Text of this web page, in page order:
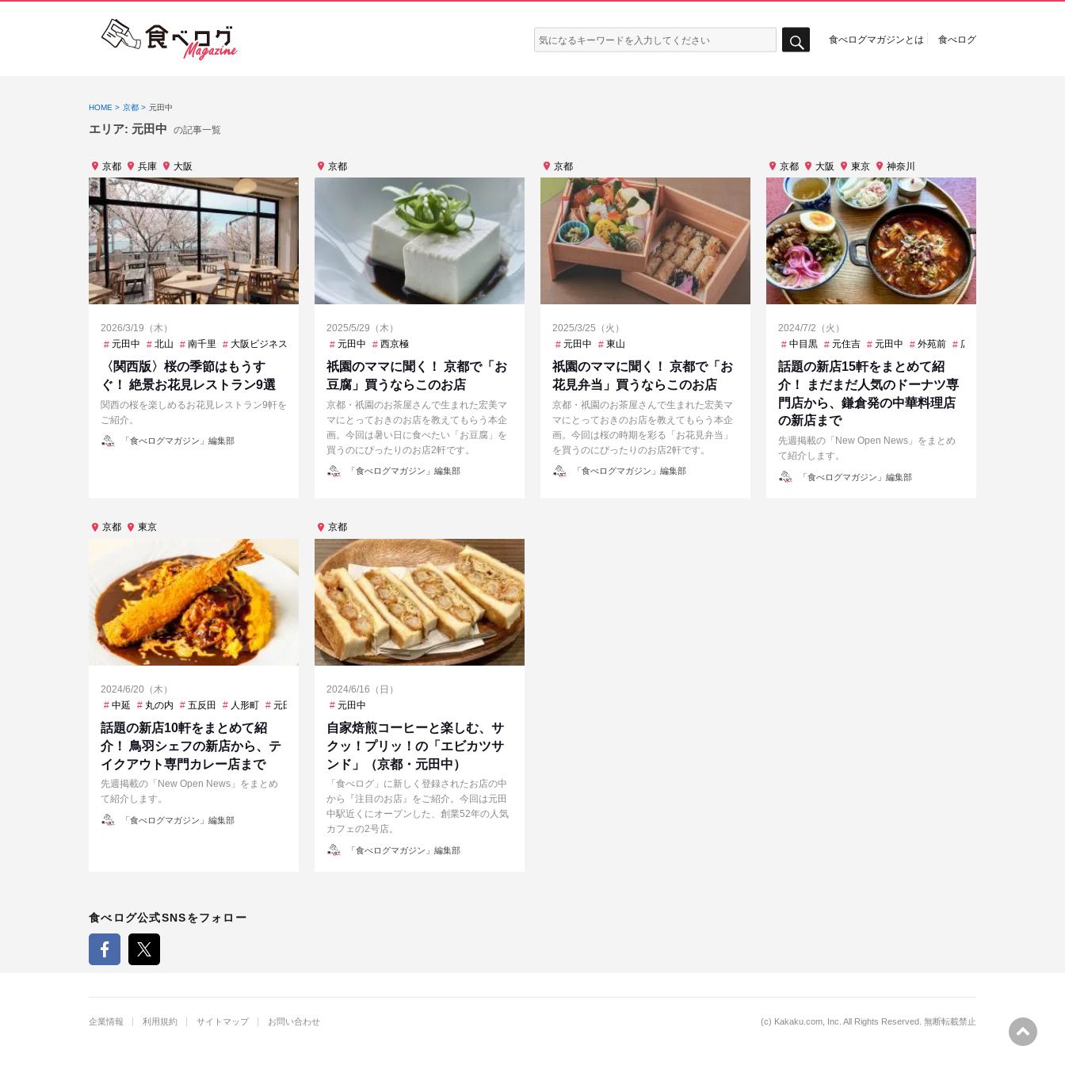
検
索:
食べログマガジンとは 食べログ
HOME 京都 元田中
エリア: 元田中 の記事一覧
京都 兵庫 大阪
2026/3/19（木）
元田中
北山 南千里 大阪ビジネスパーク 東山 清水五条
〈関西版〉桜の季節はもうす
ぐ！ 絶景お花見レストラン9選
関西の桜を楽しめるお花見レストラン9軒を
ご紹介。
投「食べログマガジン」編集部
京都
2025/5/29（木）
元田中
西京極
祇園のママに聞く！ 京都で「お
豆腐」買うならこのお店
京都・祇園のお茶屋さんで生まれた宏美マ
マにとっておきのお店を教えてもらう本企
画。今回は暑い日に食べたい「お豆腐」を
買うのにぴったりのお店2軒です。
投「食べログマガジン」編集部
京都
2025/3/25（火）
元田中
東山
祇園のママに聞く！ 京都で「お
花見弁当」買うならこのお店
京都・祇園のお茶屋さんで生まれた宏美マ
マにとっておきのお店を教えてもらう本企
画。今回は桜の時期を彩る「お花見弁当」
を買うのにぴったりのお店2軒です。
投「食べログマガジン」編集部
京都 大阪 東京 神奈川
2024/7/2（火）
中目黒
元住吉 元田中 外苑前 広尾
話題の新店15軒をまとめて紹
介！ まだまだ人気のドーナツ専
門店から、鎌倉発の中華料理店
の新店まで
先週掲載の「New Open News」をまとめ
て紹介します。
投「食べログマガジン」編集部
京都 東京
2024/6/20（木）
中延
丸の内 五反田 人形町 元田中 六本木 原宿
話題の新店10軒をまとめて紹
介！ 鳥羽シェフの新店から、テ
イクアウト専門カレー店まで
先週掲載の「New Open News」をまとめ
て紹介します。
投「食べログマガジン」編集部
京都
2024/6/16（日）
元田中
自家焙煎コーヒーと楽しむ、サ
クッ！プリッ！の「エビカツサ
ンド」（京都・元田中）
「食べログ」に新しく登録されたお店の中
から『注目のお店』をご紹介。今回は元田
中駅近くにオープンした、創業52年の人気
カフェの2号店。
投「食べログマガジン」編集部
食べログ公式SNSをフォロー
企業情報 利用規約 サイトマップ お問い合わせ (c) Kakaku.com, Inc. All Rights Reserved. 無断転載禁止